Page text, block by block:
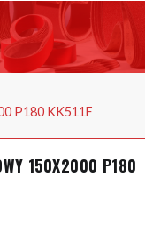
P180 KK511F
150X2000 P180